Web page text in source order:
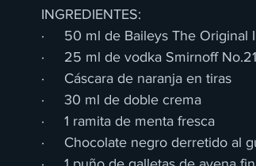
INGREDIENTES:
·     50 ml de Baileys The Original
·     25 ml de vodka Smirnoff No.21
·     Cáscara de naranja en tiras
·     30 ml de doble crema
·     1 ramita de menta fresca
·     Chocolate negro derretido al